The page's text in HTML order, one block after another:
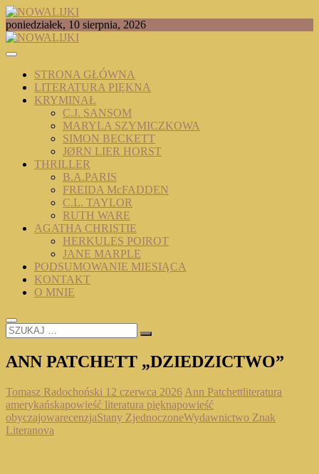
Skip
to
content
NOWALIJKI
TOMASZ RADOCHOŃSKI PISZE O KSIĄŻKACH
poniedziałek, 10 sierpnia, 2026
STRONA GŁÓWNA
LITERATURA PIĘKNA
KRYMINAŁ
C.J. SANSOM
MARYLA SZYMICZKOWA
SIMON BECKETT
JØRN LIER HORST
THRILLER
B.A.PARIS
FREIDA McFADDEN
C.L. TAYLOR
RUTH WARE
AGATHA CHRISTIE
HERKULES POIROT
JANE MARPLE
PODSUMOWANIE MIESIĄCA
KONTAKT
O MNIE
SZUKAJ
…
ANN PATCHETT „DZIEDZICTWO”
Tomasz Radochoński 12 czerwca 2026 Ann Patchettliteratura
amerykańskapowieść literatura pięknapowieść
obyczajowarecenzjaStany ZjednoczoneWydawnictwo Znak
Literanova